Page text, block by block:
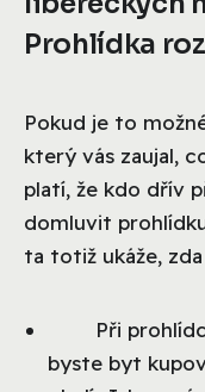
Prohlídka
Pokud je to
který vás zaujal,
platí, že kdo dřív
domluvit
ta totiž ukáže,
Při prohlídce
byste byt